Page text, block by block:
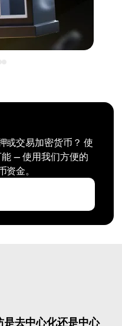
或交易加密货币？ 使
— 使用我们方便的
金。
是去中心化还是中心